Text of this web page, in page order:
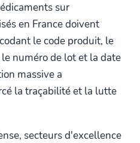
sur
en France doivent
le code produit, le
numéro de lot et la date
massive a
la traçabilité et la lutte
secteurs d'excellence